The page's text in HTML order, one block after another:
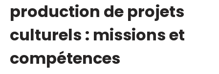
production de projets
culturels : missions et
compétences